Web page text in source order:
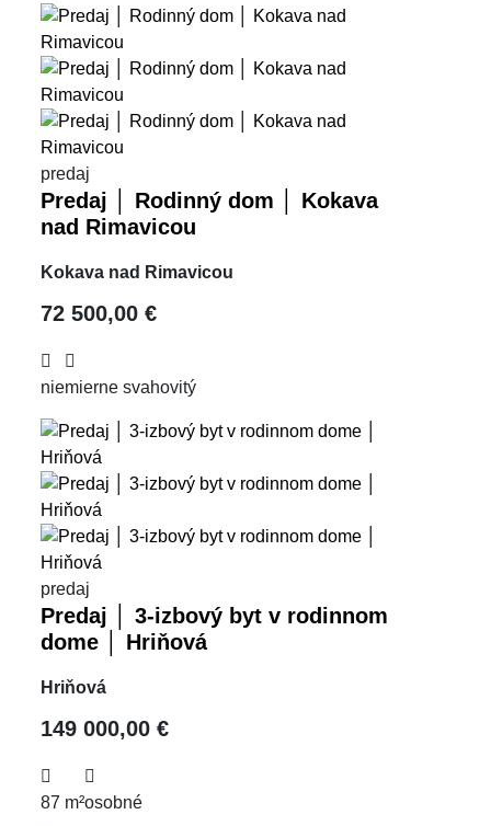
predaj
Predaj │ Rodinný dom │ Kokava
nad Rimavicou
Kokava nad Rimavicou
72 500,00 €
niemierne svahovitý
predaj
Predaj │ 3-izbový byt v rodinnom
dome │ Hriňová
Hriňová
149 000,00 €
87 m²osobné